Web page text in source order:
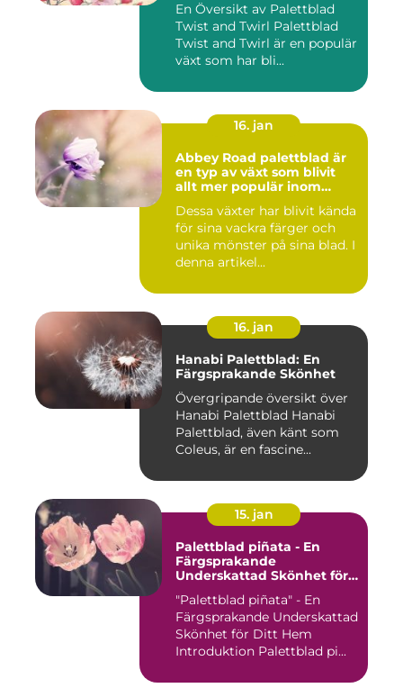
En Översikt av Palettblad
Twist and Twirl Palettblad
Twist and Twirl är en populär
växt som har bli...
16. jan
Abbey Road palettblad är
en typ av växt som blivit
allt mer populär inom
Dessa växter har blivit kända
för sina vackra färger och
unika mönster på sina blad. I
denna artikel...
16. jan
Hanabi Palettblad: En
Färgsprakande Skönhet
Övergripande översikt över
Hanabi Palettblad Hanabi
Palettblad, även känt som
Coleus, är en fascine...
15. jan
Palettblad piñata - En
Färgsprakande
Underskattad Skönhet för
"Palettblad piñata" - En
Färgsprakande Underskattad
Skönhet för Ditt Hem
Introduktion Palettblad pi...